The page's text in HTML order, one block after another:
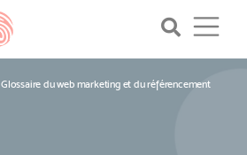
Glossaire du web marketing et du référencement